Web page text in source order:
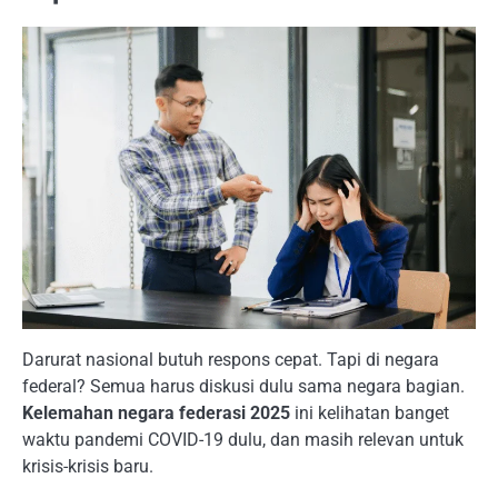
Darurat nasional butuh respons cepat. Tapi di negara
federal? Semua harus diskusi dulu sama negara bagian.
Kelemahan negara federasi 2025 ini kelihatan banget
waktu pandemi COVID-19 dulu, dan masih relevan untuk
krisis-krisis baru.